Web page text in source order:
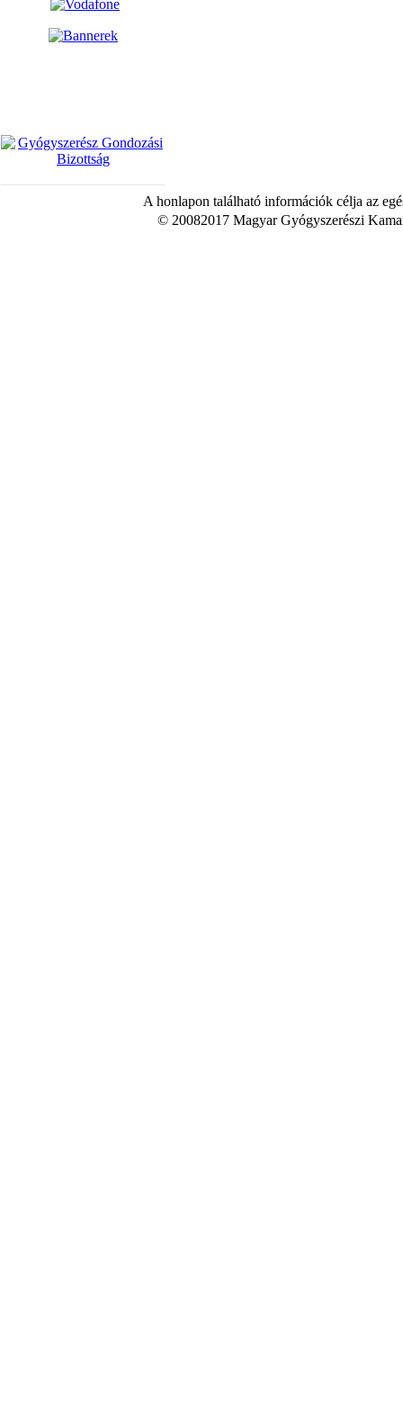
A honlapon található információk célja az
© 20082017 Magyar Gyógyszerészi